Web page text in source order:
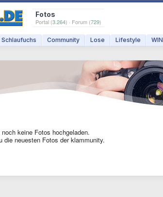
Fotos
Portal (3.264) · Forum (729)
Schlaufuchs Community Lose Lifestyle WIN
noch keine Fotos hochgeladen.
die neuesten Fotos der klammunity.